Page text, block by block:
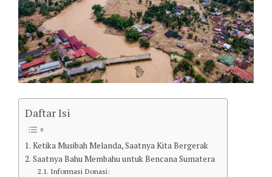
Daftar Isi
Ketika Musibah Melanda, Saatnya Kita Bergerak
Saatnya Bahu Membahu untuk Bencana Sumatera
Informasi Donasi: